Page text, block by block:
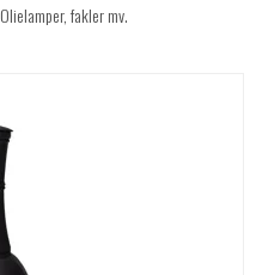
Olielamper, fakler mv.